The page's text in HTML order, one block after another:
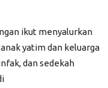
ikut menyalurkan
yatim dan keluarga
dan sedekah